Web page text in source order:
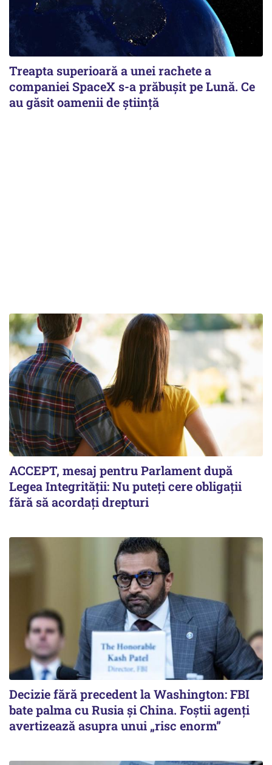
Treapta superioară a unei rachete a
companiei SpaceX s-a prăbușit pe Lună. Ce
au găsit oamenii de știință
ACCEPT, mesaj pentru Parlament după
Legea Integrității: Nu puteți cere obligații
fără să acordați drepturi
Decizie fără precedent la Washington: FBI
bate palma cu Rusia și China. Foștii agenți
avertizează asupra unui „risc enorm”